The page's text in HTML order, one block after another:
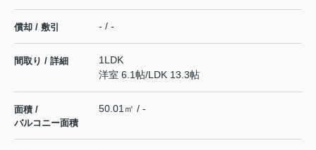
償却 / 敷引 - / -
間取り / 詳細
1LDK
洋室 6.1帖/LDK 13.3帖
面積 /
バルコニー面積
50.01㎡ / -